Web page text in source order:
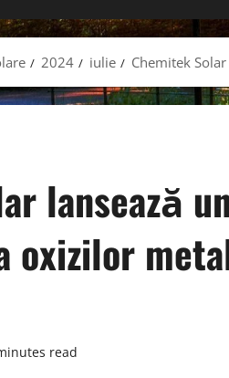
2024 iulie Chemitek
lansează
oxizilor
read